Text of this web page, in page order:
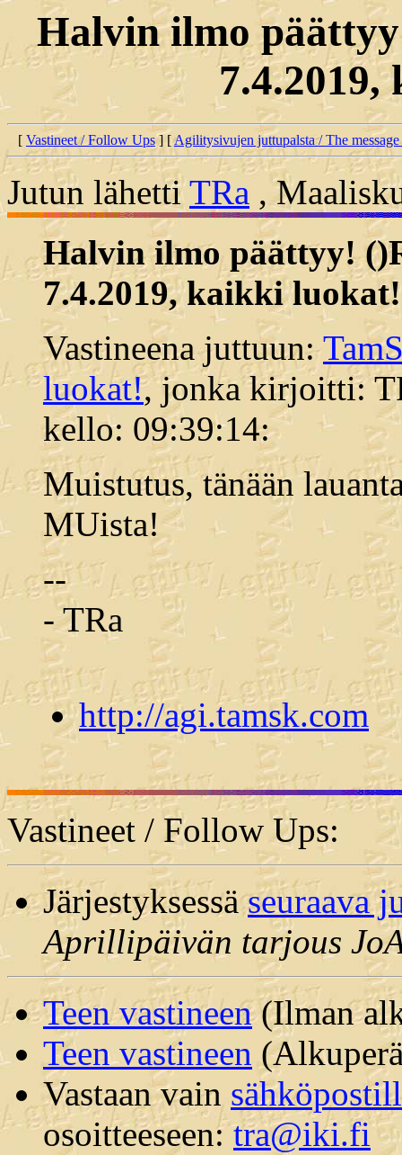
Halvin ilmo
[ Vastineet / Follow Ups] [Agilitysivujen juttupalsta / The
Jutun lähetti TRa ,
Halvin ilmo päättyy!
7.4.2019, kaikki
Vastineena juttuun:
luokat!, jonka kirjoitti:
kello: 09:39:14:
Muistutus, tänään
MUista!
--
- TRa
http://agi.tamsk.com
Vastineet / Follow Ups:
Järjestyksessäseuraava
Aprillipäivän tarjous
Teen vastineen(Ilman
Teen vastineen
Vastaan vain
osoitteeseen:tra@iki.fi